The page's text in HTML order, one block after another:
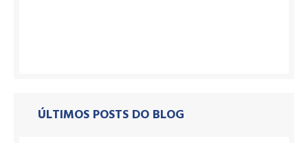
ÚLTIMOS POSTS DO BLOG